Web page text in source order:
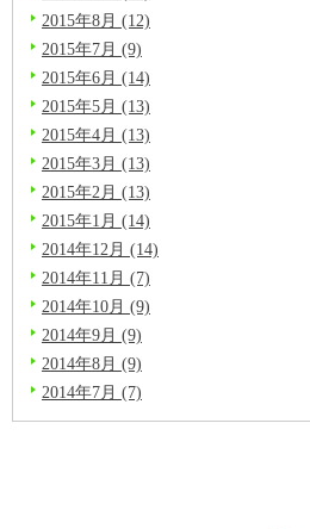
2015年8月 (12)
2015年7月 (9)
2015年6月 (14)
2015年5月 (13)
2015年4月 (13)
2015年3月 (13)
2015年2月 (13)
2015年1月 (14)
2014年12月 (14)
2014年11月 (7)
2014年10月 (9)
2014年9月 (9)
2014年8月 (9)
2014年7月 (7)